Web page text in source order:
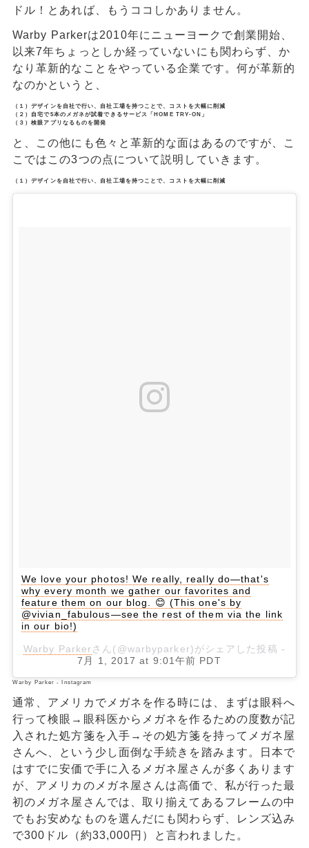
ドル！とあれば、もうココしかありません。
Warby Parkerは2010年にニューヨークで創業開始、
以来7年ちょっとしか経っていないにも関わらず、か
なり革新的なことをやっている企業です。何が革新的
なのかというと、
（１）デザインを自社で行い、自社工場を持つことで、コストを大幅に削減
（２）自宅で5本のメガネが試着できるサービス「HOME TRY-ON」
（３）検眼アプリなるものを開発
と、この他にも色々と革新的な面はあるのですが、こ
こではこの3つの点について説明していきます。
（１）デザインを自社で行い、自社工場を持つことで、コストを大幅に削減
We love your photos! We really, really do—that's
why every month we gather our favorites and
feature them on our blog. 😊 (This one's by
@vivian_fabulous—see the rest of them via the link
in our bio!)
Warby Parker さん(@warbyparker)がシェアした投稿 -
7月 1, 2017 at 9:01午前 PDT
Warby Parker - Instagram
通常、アメリカでメガネを作る時には、まずは眼科へ
行って検眼→眼科医からメガネを作るための度数が記
入された処方箋を入手→その処方箋を持ってメガネ屋
さんへ、という少し面倒な手続きを踏みます。日本で
はすでに安価で手に入るメガネ屋さんが多くあります
が、アメリカのメガネ屋さんは高価で、私が行った最
初のメガネ屋さんでは、取り揃えてあるフレームの中
でもお安めなものを選んだにも関わらず、レンズ込み
で300ドル（約33,000円）と言われました。